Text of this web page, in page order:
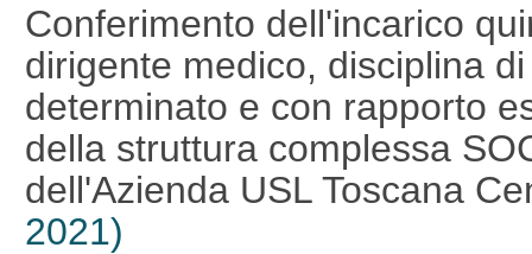
Conferimento dell'incarico
dirigente medico, disciplina
determinato e con rapporto
della struttura complessa
dell'Azienda USL Toscana
2021)